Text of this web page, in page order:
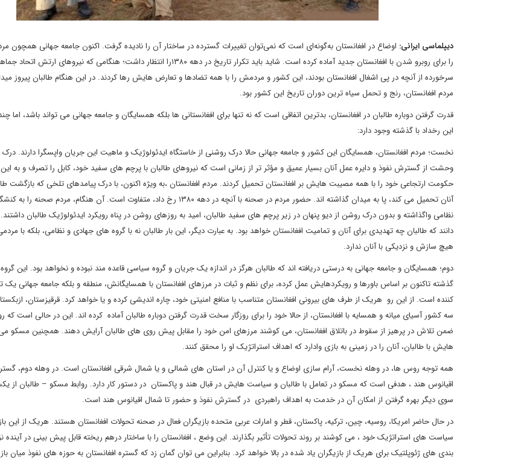
دیپلماسی ایرانی: اوضاع در افغانستان به‌گونه‌ای است که نمی‌توان تغییرات گسترده در ساختار آن را نادیده گرفت. اکنون جامعه جهانی همچون
را برای روبرو شدن با افغانستان جدید آماده کرده است. شاید باید تکرار تاریخ در دهه ۱۳۸۰را انتظار داشت؛ هنگامی که
سرخورده از آنچه در پی اشغال افغانستان بودند، این کشور و مردمش را با همه تضادها و تعارض هایش رها کردند. در این هنگام طالبان پیروز
مردم افغانستان، رنج و تحمل سیاه ترین دوران تاریخ این کشور بود.
قدرت گرفتن دوباره طالبان در افغانستان، بدترین اتفاقی است که نه تنها برای افغانستانی ها بلکه همسایگان و جامعه جهانی می تواند باشد، اما
این رخداد با گذشته وجود دارد:
نخست؛ مردم افغانستان، همسایگان این کشور و جامعه جهانی حالا درک روشنی از خاستگاه ایدئولوژیک و ماهیت این جریان واپسگرا دارند. درک
وحشت از گسترش نفوذ و دایره عمل آنان بسیار عمیق و مؤثر تر از زمانی است که نیروهای طالبان با پرچم های سفید خود، کابل را تصرف و به
حکومت ارتجاعی خود را با همه مصیبت هایش بر افغانستان تحمیل کردند. مردم افغانستان ،به ویژه اکنون، با درک پیامدهای تلخی که بازگشت
آنان تحمیل می کند، پا به میدان گذاشته اند. حضور مردم در صحنه با آنچه در دهه ۱۳۸۰ رخ داد، متفاوت است. آن هنگام،
نظامی واگذاشته و بدون درک روشن از دیو پنهان در زیر پرچم های سفید طالبان، امید به روزهای روشن در پناه رویکرد ایدئولوژیک طالبان
دانند که طالبان چه تهدیدی برای آنان و تمامیت افغانستان خواهد بود. به عبارت دیگر، این بار طالبان نه با گروه های جهادی و نظامی، بلکه با
هیچ سازش و نزدیکی با آنان ندارد.
دوم؛ همسایگان و جامعه جهانی به درستی دریافته اند که طالبان هرگز در اندازه یک جریان و گروه سیاسی قاعده مند نبوده و نخواهد بود. این گروه
گذشته تاکنون بر اساس باورها و رویکردهایش عمل کرده، برای نظم و ثبات در مرزهای افغانستان با همسایگانش، منطقه و بلکه جامعه جهانی یک
کننده است. از این رو هریک از طرف های بیرونی افغانستان متناسب با منافع امنیتی خود، چاره اندیشی کرده و یا خواهد کرد. قرقیزستان،
سه کشور آسیای میانه و همسایه با افغانستان، از حالا خود را برای روزگار سخت قدرت گرفتن دوباره طالبان آماده کرده اند. این در حالی است که
ضمن تلاش در پرهیز از سقوط در باتلاق افغانستان، می کوشند مرزهای امن خود را مقابل پیش روی های طالبان آرایش دهند. همچنین مسکو
هایش با طالبان، آنان را در زمینی به بازی وادارد که اهداف استراتژیک او را محقق کنند.
همه توجه روس ها، در وهله نخست، آرام سازی اوضاع و یا کنترل آن در استان های شمالی و یا شمال شرقی افغانستان است. در وهله دوم،
اقیانوس هند ، هدفی است که مسکو در تعامل با طالبان و سیاست هایش در قبال هند و پاکستان در دستور کار دارد. روابط مسکو – طالبان از
سوی دیگر بهره گرفتن از امکان آن در خدمت به اهداف راهبردی در گسترش نفوذ و حضور تا شمال اقیانوس هند است.
در حال حاضر امریکا، روسیه، چین، ترکیه، پاکستان، قطر و امارات عربی متحده بازیگران فعال در صحنه تحولات افغانستان هستند. هریک از این
سیاست های استراتژیک خود ، می کوشند بر روند تحولات تأثیر بگذارند. این وضع ، افغانستان را با ساختار درهم ریخته قابل پیش بینی در آینده
بندی های ژئوپلتیک برای هریک از بازیگران یاد شده در بالا خواهد کرد. بنابراین می توان گمان زد که گستره افغانستان به حوزه های نفوذ میان